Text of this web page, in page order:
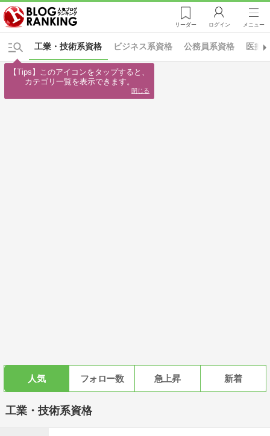
リーダー ログイン メニュー
ビジネス系資格 公務員系資格 医療
工業・技術系資格
人気 フォロー数 急上昇 新着
工業・技術系資格
【Tips】このアイコンをタップすると、
カテゴリ一覧を表示できます。
閉じる